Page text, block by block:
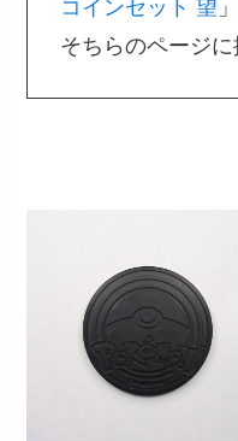
コインセット 望
そちらのページに